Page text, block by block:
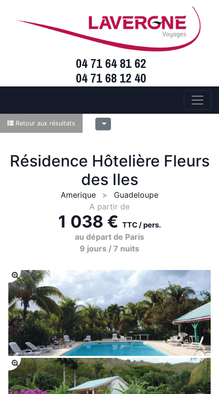
04 71 64 81 62
04 71 68 12 40
Retour aux résultats
Résidence Hôtelière Fleurs
des Iles
Amerique
Guadeloupe
A partir de
1 038 € TTC / pers.
au départ de Paris
9 jours / 7 nuits